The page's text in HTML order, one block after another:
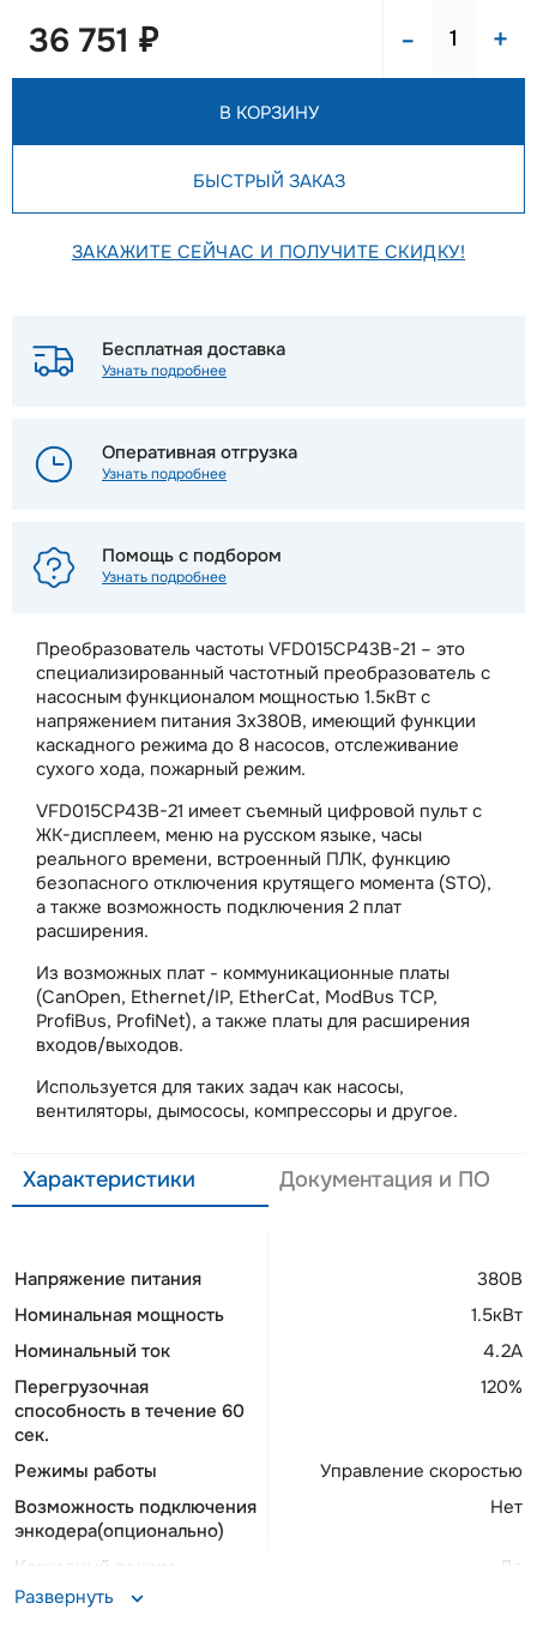
Преобразователь частоты VFD015CP43B-21 – это
специализированный частотный преобразователь с
насосным функционалом мощностью 1.5кВт с
напряжением питания 3х380В, имеющий функции
каскадного режима до 8 насосов, отслеживание
сухого хода, пожарный режим.
VFD015CP43B-21 имеет съемный цифровой пульт с
ЖК-дисплеем, меню на русском языке, часы
реального времени, встроенный ПЛК, функцию
безопасного отключения крутящего момента (STO),
а также возможность подключения 2 плат
расширения.
Из возможных плат - коммуникационные платы
(CanOpen, Ethernet/IP, EtherCat, ModBus TCP,
ProfiBus, ProfiNet), а также платы для расширения
входов/выходов.
Используется для таких задач как насосы,
вентиляторы, дымососы, компрессоры и другое.
Характеристики Документация и ПО
Напряжение питания
380В
Номинальная мощность
1.5кВт
Номинальный ток
4.2А
Перегрузочная
способность в течение 60
сек.
120%
Режимы работы
Управление скоростью
Возможность подключения
энкодера(опционально)
Нет
Каскадный режим
Да
Опциональные протоколы
Развернуть
36 751 ₽ - +
В КОРЗИНУ
БЫСТРЫЙ ЗАКАЗ
ЗАКАЖИТЕ СЕЙЧАС И ПОЛУЧИТЕ СКИДКУ!
Бесплатная доставка
Узнать подробнее
Оперативная отгрузка
Узнать подробнее
Помощь с подбором
Узнать подробнее